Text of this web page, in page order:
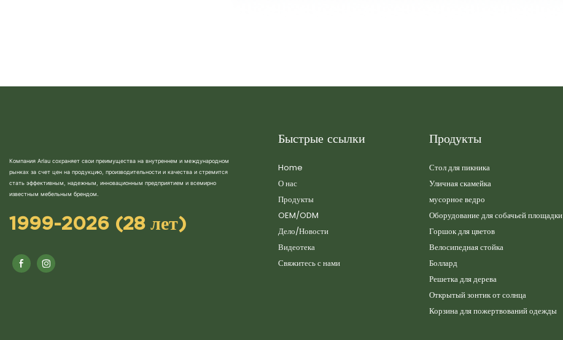
Компания Arlau сохраняет свои преимущества на внутреннем и международном
рынках за счет цен на продукцию, производительности и качества и стремится
стать эффективным, надежным, инновационным предприятием и всемирно
известным мебельным брендом.
1999-2026 (28 лет)
Быстрые ссылки
Home
О нас
Продукты
OEM/ODM
Дело/Новости
Видеотека
Свяжитесь с нами
Продукты
Стол для пикника
Уличная скамейка
мусорное ведро
Оборудование для собачьей площадки
Горшок для цветов
Велосипедная стойка
Боллард
Решетка для дерева
Открытый зонтик от солнца
Корзина для пожертвований одежды